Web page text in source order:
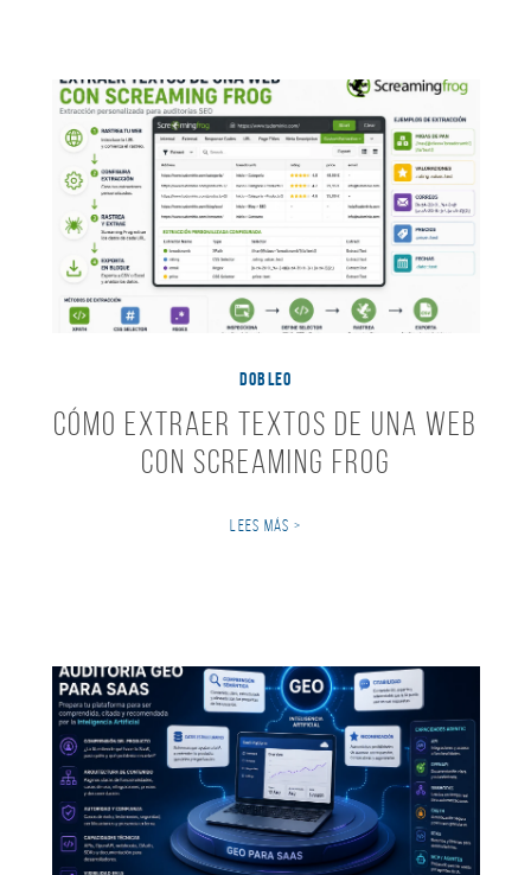
DOBLEO
Cómo extraer textos de una web
con Screaming Frog
LEES MÁS >